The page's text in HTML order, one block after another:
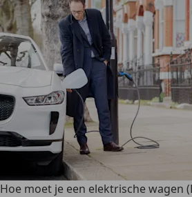
Hoe moet je een elektrische wagen